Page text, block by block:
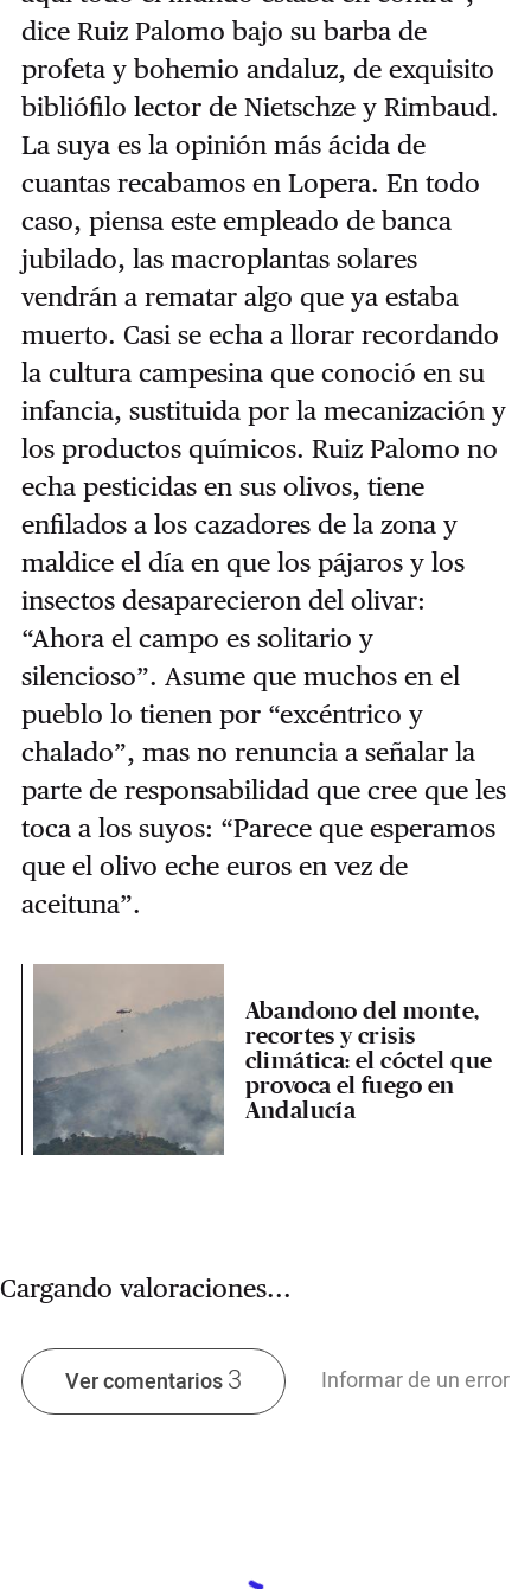
dice Ruiz Palomo bajo su barba de
profeta y bohemio andaluz, de exquisito
bibliófilo lector de Nietschze y Rimbaud.
La suya es la opinión más ácida de
cuantas recabamos en Lopera. En todo
caso, piensa este empleado de banca
jubilado, las macroplantas solares
vendrán a rematar algo que ya estaba
muerto. Casi se echa a llorar recordando
la cultura campesina que conoció en su
infancia, sustituida por la mecanización y
los productos químicos. Ruiz Palomo no
echa pesticidas en sus olivos, tiene
enfilados a los cazadores de la zona y
maldice el día en que los pájaros y los
insectos desaparecieron del olivar:
“Ahora el campo es solitario y
silencioso”. Asume que muchos en el
pueblo lo tienen por “excéntrico y
chalado”, mas no renuncia a señalar la
parte de responsabilidad que cree que les
toca a los suyos: “Parece que esperamos
que el olivo eche euros en vez de
aceituna”.
Abandono del monte,
recortes y crisis
climática: el cóctel que
provoca el fuego en
Andalucía
Cargando valoraciones...
Ver comentarios3 Informar de un error